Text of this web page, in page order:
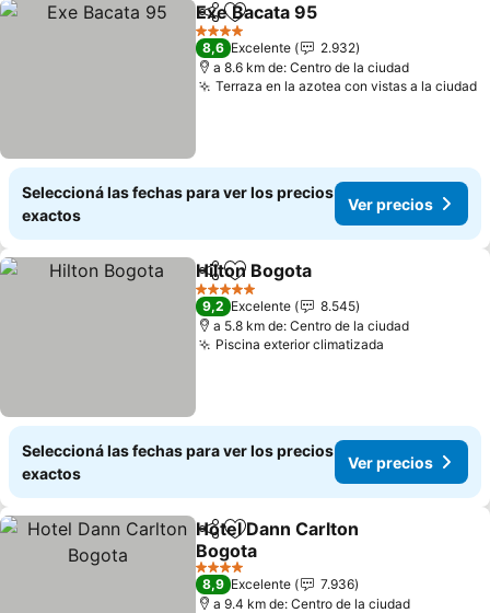
CompartirAñadir a favoritos
Exe Bacata 95
4 Estrellas
8,6 Excelente
2.932
a 8.6 km de: Centro de la ciudad
Terraza en la azotea con vistas a la ciudad
Seleccioná las fechas para ver los precios
exactos
Ver precios
CompartirAñadir a favoritos
Hilton Bogota
5 Estrellas
9,2 Excelente
8.545
a 5.8 km de: Centro de la ciudad
Piscina exterior climatizada
Seleccioná las fechas para ver los precios
exactos
Ver precios
CompartirAñadir a favoritos
Hotel Dann Carlton
Bogota
4 Estrellas
8,9 Excelente
7.936
a 9.4 km de: Centro de la ciudad